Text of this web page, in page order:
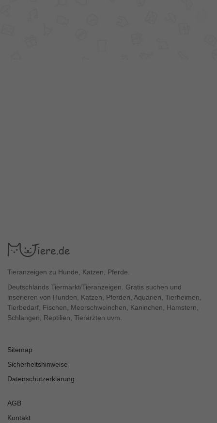
Tieranzeigen zu Hunde, Katzen, Pferde.
Deutschlands Tiermarkt/Tieranzeigen. Gratis suchen und
inserieren von Hunden, Katzen, Pferden, Aquarien, Tierheimen,
Tierbedarf, Fischen, Meerschweinchen, Kaninchen, Hamstern,
Schlangen, Reptilien, Tierärzten uvm.
Sitemap
Sicherheitshinweise
Datenschutzerklärung
AGB
Kontakt